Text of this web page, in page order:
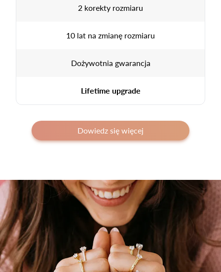
2 korekty rozmiaru
10 lat na zmianę rozmiaru
Dożywotnia gwarancja
Lifetime upgrade
Dowiedz się więcej